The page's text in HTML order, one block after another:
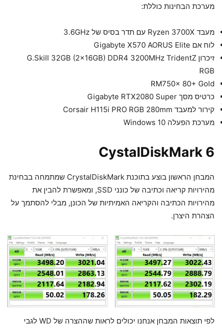
מערכת הבחינות כוללת:
מעבד Ryzen 3700X עם תדר בסיס של 3.6GHz
לוח אם Gigabyte X570 AORUS Elite
זיכרון G.Skill 32GB (2x16GB) DDR4 3200MHz TridentZ
RGB
RM750x 80+ Gold
כרטיס מסך Gigabyte RTX2080 Super
קירור למעבד Corsair H115i PRO RGB 280mm
מערכת הפעלה Windows 10
CystalDiskMark 6
המבחן הראשון בוצע בתוכנת CrystalDiskMark שמתמחה בבחינת
מהירויות קריאה וכתיבה של כונני SSD, ומאפשרת להבין את
מהירויות הכתיבה והקריאה האמיתיות של הכונן, מבלי להסתמך על
הצהרת היצרן.
לפי תוצאות המבחן אנחנו יכולים לראות שההצרה של WD לגבי